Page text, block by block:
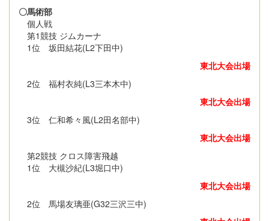
〇馬術部
個人戦
第1競技 ジムカーナ
1位 坂田結花(L2下田中)
東北大会出場
2位 福村衣純(L3三本木中)
東北大会出場
3位 仁和希々風(L2田名部中)
東北大会出場
第2競技 クロス障害飛越
1位 大槻沙紀(L3堀口中)
東北大会出場
2位 馬場友璃亜(G32三沢三中)